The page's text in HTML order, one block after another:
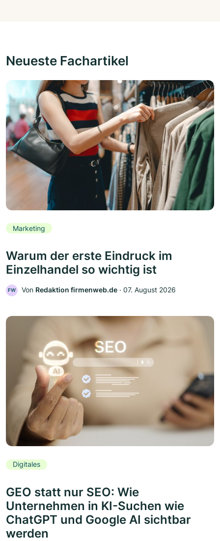
Neueste Fachartikel
Marketing
Warum der erste Eindruck im
Einzelhandel so wichtig ist
FW Von Redaktion firmenweb.de ‧ 07. August 2026
Digitales
GEO statt nur SEO: Wie
Unternehmen in KI-Suchen wie
ChatGPT und Google AI sichtbar
werden